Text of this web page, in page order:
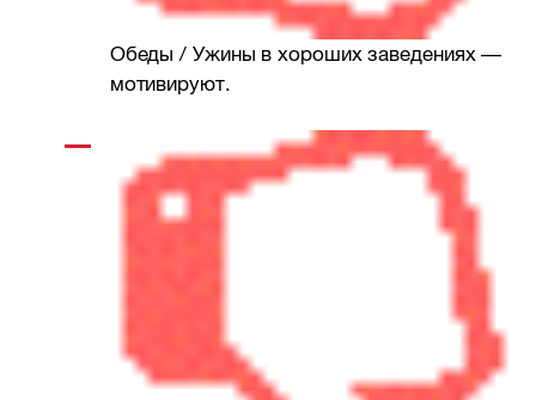
Обеды / Ужины в хороших заведениях —
мотивируют.